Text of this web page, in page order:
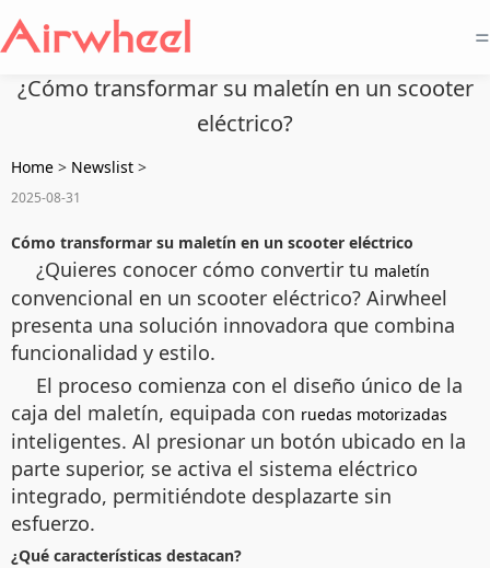
=
¿Cómo transformar su maletín en un scooter
eléctrico?
Home > Newslist >
2025-08-31
Cómo transformar su maletín en un scooter eléctrico
¿Quieres conocer cómo convertir tu maletín
convencional en un scooter eléctrico? Airwheel
presenta una solución innovadora que combina
funcionalidad y estilo.
El proceso comienza con el diseño único de la
caja del maletín, equipada con ruedas motorizadas
inteligentes. Al presionar un botón ubicado en la
parte superior, se activa el sistema eléctrico
integrado, permitiéndote desplazarte sin
esfuerzo.
¿Qué características destacan?